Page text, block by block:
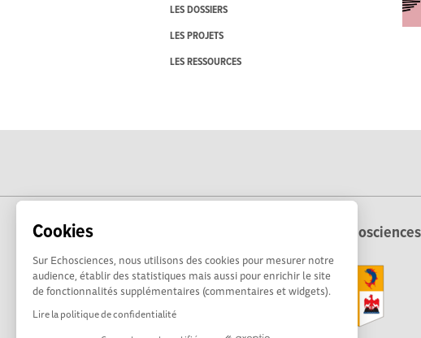
Cookies
Sur Echosciences, nous utilisons des cookies pour mesurer notre
audience, établir des statistiques mais aussi pour enrichir le site
de fonctionnalités supplémentaires (commentaires et widgets).
Lire la politique de confidentialité
LES DOSSIERS
LES PROJETS
LES RESSOURCES